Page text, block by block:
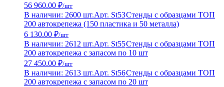
56 960.00 ₽/шт
В наличии: 2600 шт.Арт. St53Стенды с образцами ТОП
200 автокрепежа (150 пластика и 50 металла)
6 130.00 ₽/шт
В наличии: 2612 шт.Арт. St55Стенды с образцами ТОП
200 автокрепежа с запасом по 10 шт
27 450.00 ₽/шт
В наличии: 2613 шт.Арт. St56Стенды с образцами ТОП
200 автокрепежа с запасом по 20 шт